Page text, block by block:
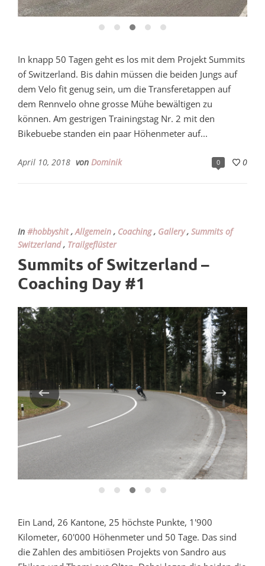
In knapp 50 Tagen geht es los mit dem Projekt Summits
of Switzerland. Bis dahin müssen die beiden Jungs auf
dem Velo fit genug sein, um die Transferetappen auf
dem Rennvelo ohne grosse Mühe bewältigen zu
können. Am gestrigen Trainingstag Nr. 2 mit den
Bikebuebe standen ein paar Höhenmeter auf...
0 0
April 10, 2018 von Dominik
In #hobbyshit,Allgemein , Coaching, Gallery, Summits of
Switzerland, Trailgeflüster
Summits of Switzerland –
Coaching Day #1
Ein Land, 26 Kantone, 25 höchste Punkte, 1'900
Kilometer, 60'000 Höhenmeter und 50 Tage. Das sind
die Zahlen des ambitiösen Projekts von Sandro aus